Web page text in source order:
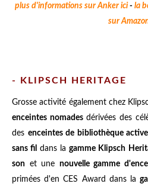
plus d'informations sur Anker ici- la
sur
- KLIPSCH HERITAGE
Grosse activité également chez
enceintes nomadesdérivées des
des enceintes de bibliothèque
sans fil dans lagamme Klipsch
son et une nouvelle gamme
primées d'en CES Award dans la